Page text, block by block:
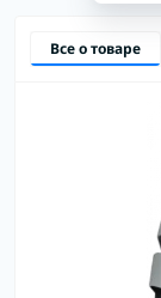
Все о товаре